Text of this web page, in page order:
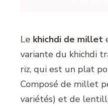
Le khichdi de millet
variante du khichdi
riz, qui est un plat
Composé de millet
variétés) et de